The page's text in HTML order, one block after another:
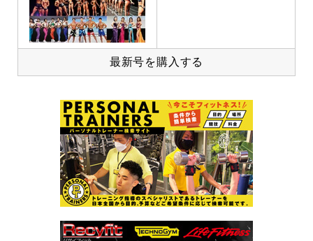
最新号を購入する